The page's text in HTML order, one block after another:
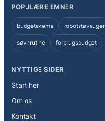
POPULÆRE EMNER
budgetskema robotstøvsuger
søvnrutine forbrugsbudget
NYTTIGE SIDER
Start her
Om os
Kontakt